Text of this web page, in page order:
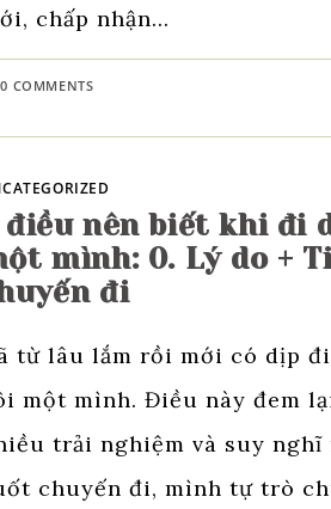
chấp nhận…
0 COMMENTS
điều nên biết khi đi
mình: 0. Lý do +
đi
từ lâu lắm rồi mới có dịp
một mình. Điều này đem
trải nghiệm và suy
chuyến đi, mình tự trò